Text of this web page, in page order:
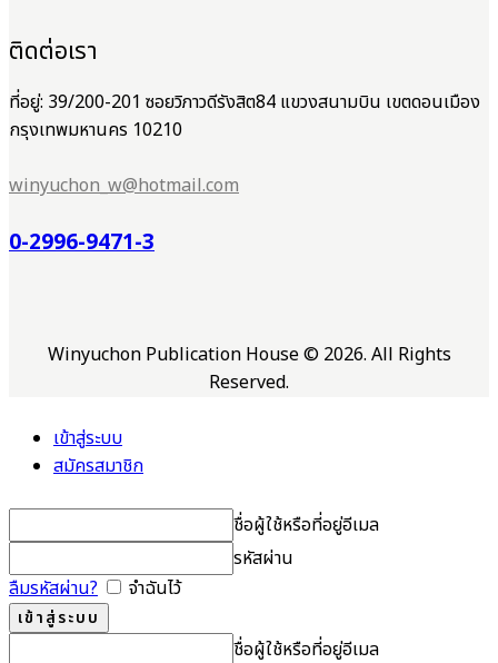
ติดต่อเรา
ที่อยู่: 39/200-201 ซอยวิภาวดีรังสิต84 แขวงสนามบิน เขตดอนเมือง
กรุงเทพมหานคร 10210
winyuchon_w@hotmail.com
0-2996-9471-3
Winyuchon Publication House © 2026. All Rights
Reserved.
เข้าสู่ระบบ
สมัครสมาชิก
ชื่อผู้ใช้หรือที่อยู่อีเมล
รหัสผ่าน
ลืมรหัสผ่าน?
จำฉันไว้
ชื่อผู้ใช้หรือที่อยู่อีเมล